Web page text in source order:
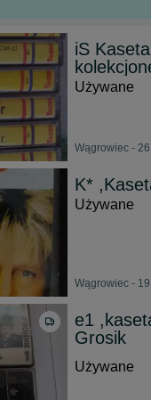
iS
Używane
Wągrowiec -
K*
Używane
Wągrowiec -
e1
Grosik
Używane